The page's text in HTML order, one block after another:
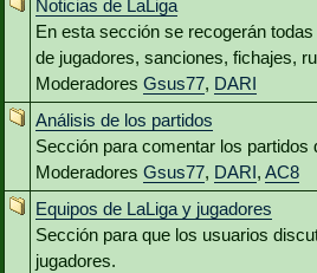
Noticias de LaLiga
En esta sección se recogerán
de jugadores, sanciones, fichajes,
Moderadores Gsus77, DARI
Análisis de los partidos
Sección para comentar los partidos
Moderadores Gsus77, DARI, AC8
Equipos de LaLiga y jugadores
Sección para que los usuarios
jugadores.